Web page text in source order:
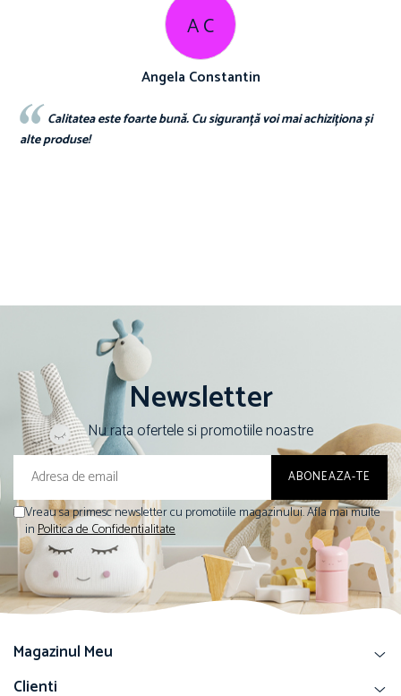
A C
Angela Constantin
Calitatea este foarte bună. Cu siguranță voi mai achiziționa și
alte produse!
Newsletter
Nu rata ofertele si promotiile noastre
Vreau sa primesc newsletter cu promotiile magazinului. Afla mai multe
inPolitica de Confidentialitate
Magazinul Meu
Clienti